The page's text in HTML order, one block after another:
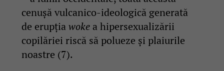
cenușă vulcanico-ideologică generată
de erupțiawoke a hipersexualizării
copilăriei riscă să polueze și plaiurile
noastre (7).